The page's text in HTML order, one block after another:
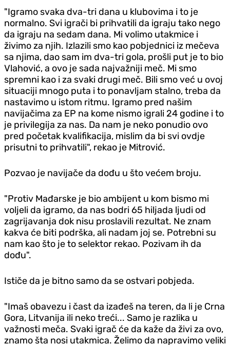
"Igramo svaka dva-tri dana u klubovima i to je
normalno. Svi igrači bi prihvatili da igraju tako nego
da igraju na sedam dana. Mi volimo utakmice i
živimo za njih. Izlazili smo kao pobjednici iz mečeva
sa njima, dao sam im dva-tri gola, prošli put je to bio
Vlahović, a ovo je sada najvažniji meč. Mi smo
spremni kao i za svaki drugi meč. Bili smo već u ovoj
situaciji mnogo puta i to ponavljam stalno, treba da
nastavimo u istom ritmu. Igramo pred našim
navijačima za EP na kome nismo igrali 24 godine i to
je privilegija za nas. Da nam je neko ponudio ovo
pred početak kvalifikacija, mislim da bi svi ovdje
prisutni to prihvatili", rekao je Mitrović.
Pozvao je navijače da dođu u što većem broju.
"Protiv Mađarske je bio ambijent u kom bismo mi
voljeli da igramo, da nas bodri 65 hiljada ljudi od
zagrijavanja dok nisu proslavili rezultat. Ne znam
kakva će biti podrška, ali nadam joj se. Potrebni su
nam kao što je to selektor rekao. Pozivam ih da
dođu".
Ističe da je bitno samo da se ostvari pobjeda.
"Imaš obavezu i čast da izađeš na teren, da li je Crna
Gora, Litvanija ili neko treći... Samo je razlika u
važnosti meča. Svaki igrač će da kaže da živi za ovo,
znamo šta nosi utakmica. Želimo da napravimo veliki